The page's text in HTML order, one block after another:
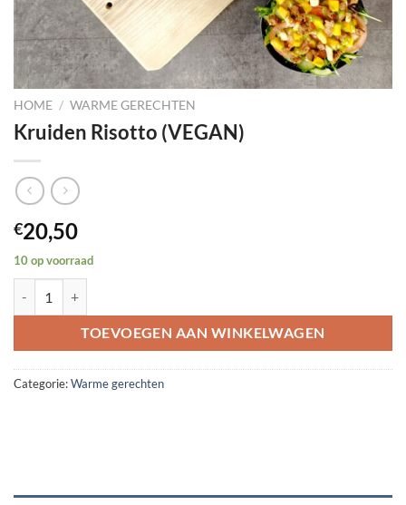
HOME / WARME GERECHTEN
Kruiden Risotto (VEGAN)
€20,50
10 op voorraad
TOEVOEGEN AAN WINKELWAGEN
Categorie:Warme gerechten